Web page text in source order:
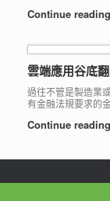
Continue reading
雲端應用谷底
過往不管是製造業
有金融法規要求的
Continue reading